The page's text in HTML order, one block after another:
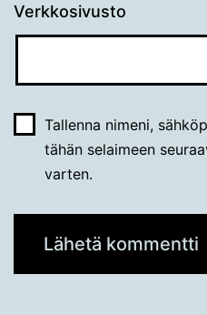
Verkkosivusto
Tallenna nimeni,
tähän selaimeen
varten.